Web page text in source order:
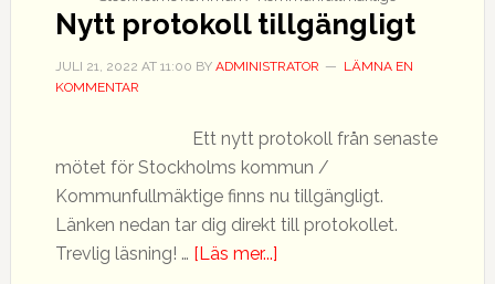
Nytt protokoll tillgängligt
JULI 21, 2022 AT 11:00 BY ADMINISTRATOR
LÄMNA EN
KOMMENTAR
Ett nytt protokoll från senaste
mötet för Stockholms kommun /
Kommunfullmäktige finns nu tillgängligt.
Länken nedan tar dig direkt till protokollet.
Trevlig läsning! … [Läs mer...]om